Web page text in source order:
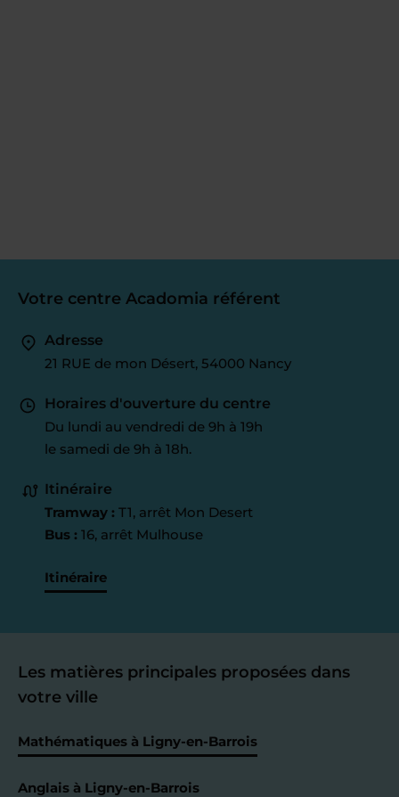
Votre centre Acadomia référent
Adresse
21 RUE de mon Désert, 54000 Nancy
Horaires d'ouverture du centre
Du lundi au vendredi de 9h à 19h
le samedi de 9h à 18h.
Itinéraire
Tramway : T1, arrêt Mon Desert
Bus : 16, arrêt Mulhouse
Itinéraire
Les matières principales proposées dans
votre ville
Mathématiques à Ligny-en-Barrois
Anglais à Ligny-en-Barrois